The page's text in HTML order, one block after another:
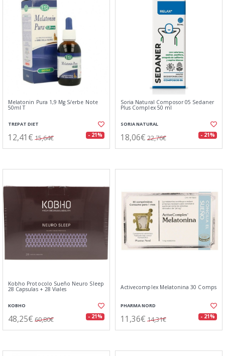
Melatonin Pura 1,9 Mg S/erbe Note
50ml T
TREPAT DIET
12,41€ 15,64€ - 21%
Soria Natural Composor 05 Sedaner
Plus Complex 50 ml
SORIA NATURAL
18,06€ 22,76€ - 21%
Kobho Protocolo Sueño Neuro Sleep
28 Capsulas + 28 Viales
KOBHO
48,25€ 60,80€ - 21%
Activecomplex Melatonina 30 Comps
PHARMA NORD
11,36€ 14,31€ - 21%